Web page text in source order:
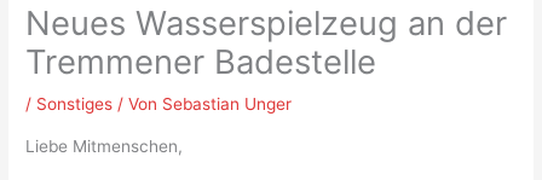
Neues Wasserspielzeug an der
Tremmener Badestelle
/ Sonstiges / Von Sebastian Unger
Liebe Mitmenschen,